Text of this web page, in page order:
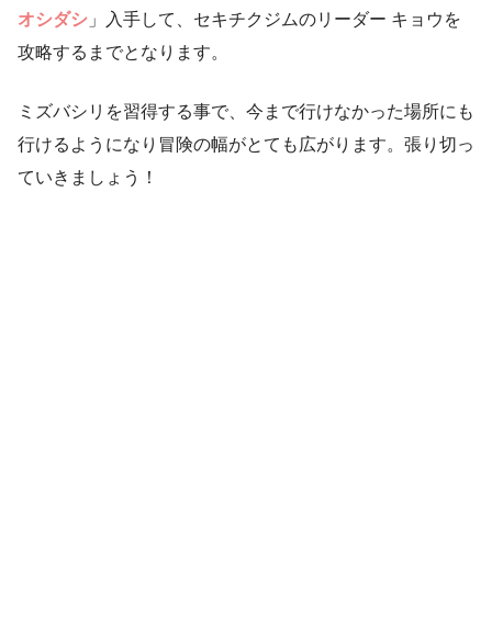
オシダシ 」入手して、セキチクジムのリーダー キョウを
攻略するまでとなります。
ミズバシリを習得する事で、今まで行けなかった場所にも
行けるようになり冒険の幅がとても広がります。張り切っ
ていきましょう！